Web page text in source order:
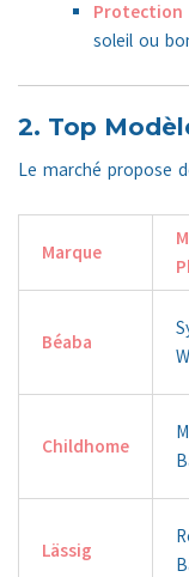
Protection
soleil ou
2. Top
Le marché propose
Marque
Béaba
Childhome
Lässig